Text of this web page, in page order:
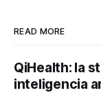
READ MORE
QiHealth: la
inteligencia